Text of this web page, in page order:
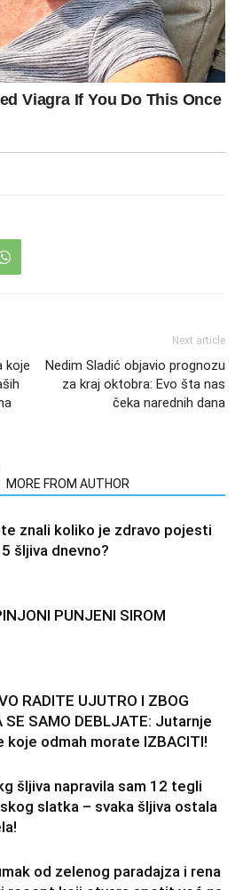
koje
Next article
Nedim Sladić objavio prognozu
za kraj oktobra: Evo šta nas
čeka narednih dana
MORE FROM AUTHOR
znali koliko je zdravo pojesti
šljiva dnevno?
PUNJENI SIROM
RADITE UJUTRO I ZBOG
SE SAMO DEBLJATE: Jutarnje
koje odmah morate IZBACITI!
šljiva napravila sam 12 tegli
slatka – svaka šljiva ostala
od zelenog paradajza i rena